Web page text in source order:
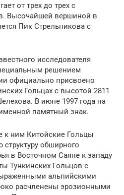
от трех до трех с
Высочайшей вершиной в
Пик Стрельникова с
исследователя
решением
официально присвоено
Гольцах с высотой 2811
В июне 1997 года на
памятный знак.
к ним Китойские Гольцы
структуру обширного
в Восточном Саяне к западу
Тункинских Гольцов с
альпийскими
расчленены эрозионными